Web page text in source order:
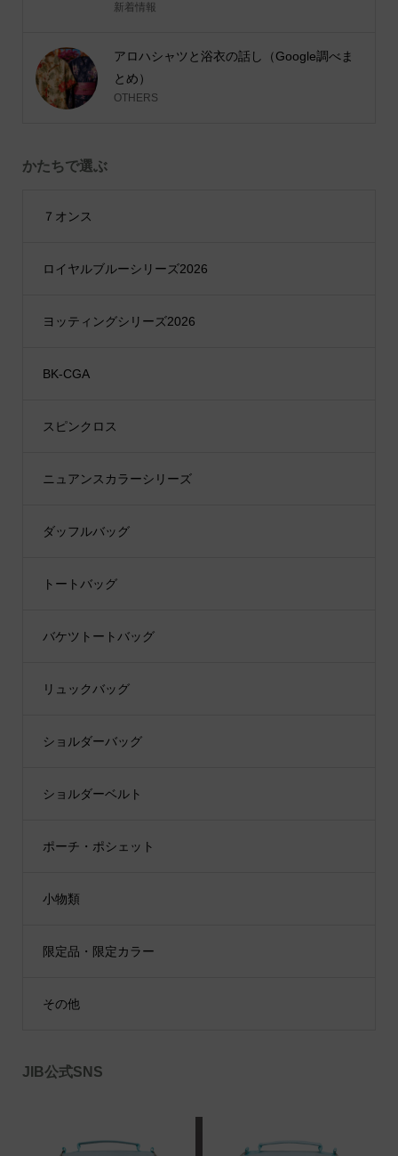
新着情報
アロハシャツと浴衣の話し（Google調べま
とめ）
OTHERS
かたちで選ぶ
７オンス
ロイヤルブルーシリーズ2026
ヨッティングシリーズ2026
BK-CGA
スピンクロス
ニュアンスカラーシリーズ
ダッフルバッグ
トートバッグ
バケツトートバッグ
リュックバッグ
ショルダーバッグ
ショルダーベルト
ポーチ・ポシェット
小物類
限定品・限定カラー
その他
JIB公式SNS